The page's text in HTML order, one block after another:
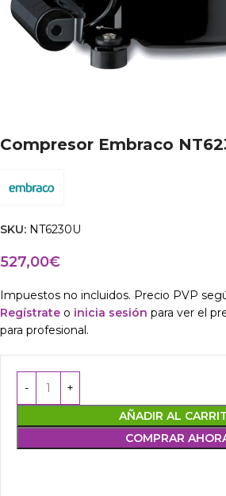
Compresor Embraco
SKU: NT6230U
527,00€
Impuestos no incluidos. Precio PVP
Regístrate o inicia sesión para ver el
para profesional.
AÑADIR AL
COMPRAR